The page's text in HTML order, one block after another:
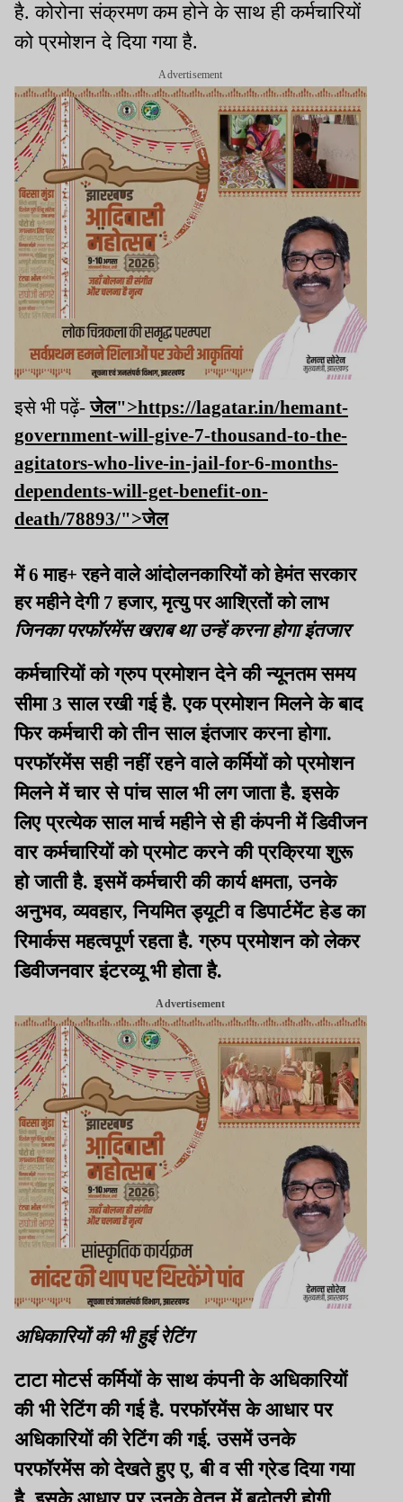
है. कोरोना संक्रमण कम होने के साथ ही कर्मचारियों
को प्रमोशन दे दिया गया है.
Advertisement
इसे भी पढ़ें-जेल">https://lagatar.in/hemant-
government-will-give-7-thousand-to-the-
agitators-who-live-in-jail-for-6-months-
dependents-will-get-benefit-on-
death/78893/">जेल
में 6 माह+ रहने वाले आंदोलनकारियों को हेमंत सरकार
हर महीने देगी 7 हजार, मृत्यु पर आश्रितों को लाभ
जिनका परफॉरमेंस खराब था उन्हें करना होगा इंतजार
कर्मचारियों को ग्रुप प्रमोशन देने की न्यूनतम समय
सीमा 3 साल रखी गई है. एक प्रमोशन मिलने के बाद
फिर कर्मचारी को तीन साल इंतजार करना होगा.
परफॉरमेंस सही नहीं रहने वाले कर्मियों को प्रमोशन
मिलने में चार से पांच साल भी लग जाता है. इसके
लिए प्रत्येक साल मार्च महीने से ही कंपनी में डिवीजन
वार कर्मचारियों को प्रमोट करने की प्रक्रिया शुरू
हो जाती है. इसमें कर्मचारी की कार्य क्षमता, उनके
अनुभव, व्यवहार, नियमित ड्यूटी व डिपार्टमेंट हेड का
रिमार्कस महत्वपूर्ण रहता है. ग्रुप प्रमोशन को लेकर
डिवीजनवार इंटरव्यू भी होता है.
Advertisement
अधिकारियों की भी हुई रेटिंग
टाटा मोटर्स कर्मियों के साथ कंपनी के अधिकारियों
की भी रेटिंग की गई है. परफॉरमेंस के आधार पर
अधिकारियों की रेटिंग की गई. उसमें उनके
परफॉरमेंस को देखते हुए ए, बी व सी ग्रेड दिया गया